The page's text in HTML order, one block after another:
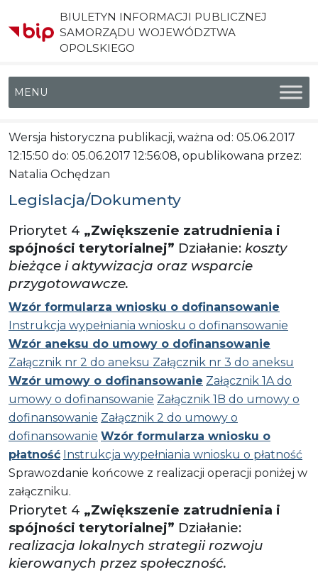
BIULETYN INFORMACJI PUBLICZNEJ
SAMORZĄDU WOJEWÓDZTWA
OPOLSKIEGO
Menu główne
Wersja historyczna publikacji, ważna od: 05.06.2017
12:15:50 do: 05.06.2017 12:56:08, opublikowana przez:
Natalia Ochędzan
Legislacja/Dokumenty
Priorytet 4 „Zwiększenie zatrudnienia i
spójności terytorialnej” Działanie: koszty
bieżące i aktywizacja oraz wsparcie
przygotowawcze.
Wzór formularza wniosku o dofinansowanie
Instrukcja wypełniania wniosku o dofinansowanie
Wzór aneksu do umowy o dofinansowanie
Załącznik nr 2 do aneksu Załącznik nr 3 do aneksu
Wzór umowy o dofinansowanie Załącznik 1A do
umowy o dofinansowanie Załącznik 1B do umowy o
dofinansowanie Załącznik 2 do umowy o
dofinansowanie Wzór formularza wniosku o
płatność Instrukcja wypełniania wniosku o płatność
Sprawozdanie końcowe z realizacji operacji poniżej w
załączniku.
Priorytet 4 „Zwiększenie zatrudnienia i
spójności terytorialnej” Działanie:
realizacja lokalnych strategii rozwoju
kierowanych przez społeczność.